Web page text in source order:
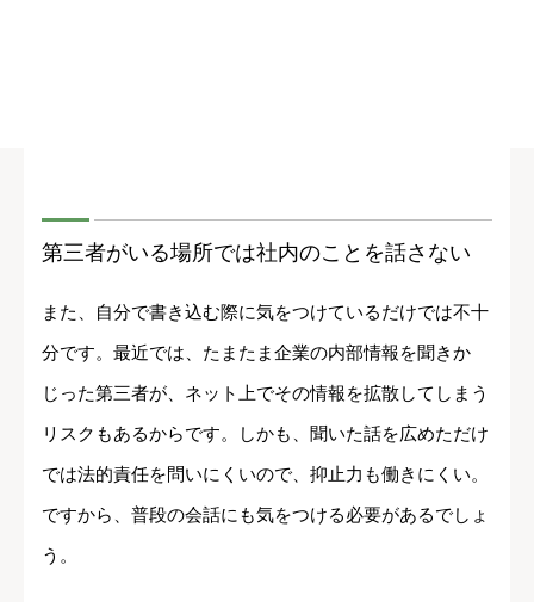
第三者がいる場所では社内のことを話さない
また、自分で書き込む際に気をつけているだけでは不十
分です。最近では、たまたま企業の内部情報を聞きか
じった第三者が、ネット上でその情報を拡散してしまう
リスクもあるからです。しかも、聞いた話を広めただけ
では法的責任を問いにくいので、抑止力も働きにくい。
ですから、普段の会話にも気をつける必要があるでしょ
う。